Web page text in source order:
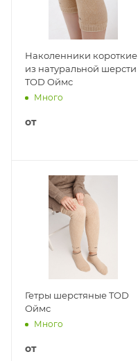
Наколенники короткие
из натуральной шерсти
TOD Oймс
Много
от
Гетры шерстяные TOD
Оймс
Много
от